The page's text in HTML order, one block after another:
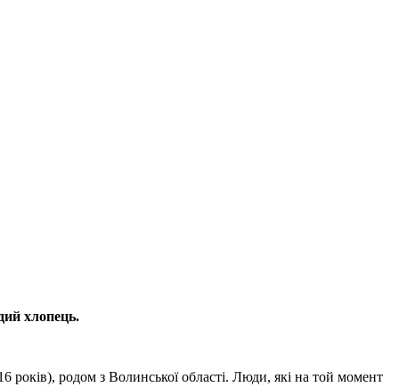
хлопець.
років), родом з Волинської області. Люди, які на той момент